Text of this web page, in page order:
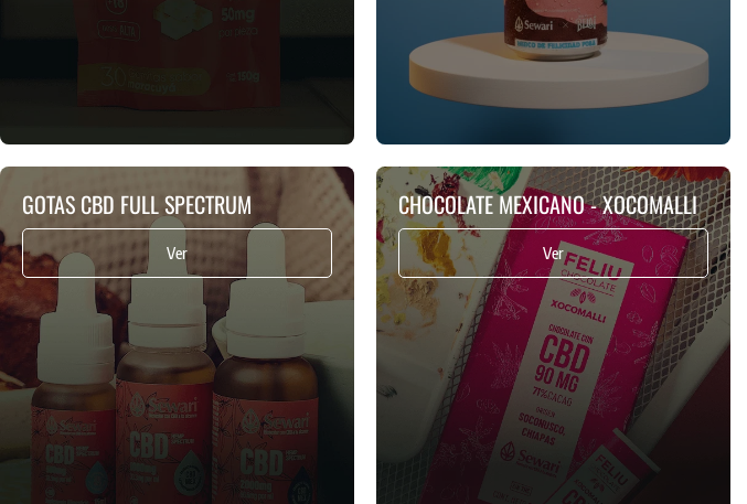
GOTAS CBD FULL SPECTRUM
Ver
CHOCOLATE MEXICANO - XOCOMALLI
Ver